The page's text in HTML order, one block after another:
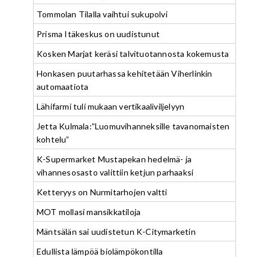
Tommolan Tilalla vaihtui sukupolvi
Prisma Itäkeskus on uudistunut
Kosken Marjat keräsi talvituotannosta kokemusta
Honkasen puutarhassa kehitetään Viherlinkin
automaatiota
Lähifarmi tuli mukaan vertikaaliviljelyyn
Jetta Kulmala:”Luomuvihanneksille tavanomaisten
kohtelu”
K-Supermarket Mustapekan hedelmä- ja
vihannesosasto valittiin ketjun parhaaksi
Ketteryys on Nurmitarhojen valtti
MOT mollasi mansikkatiloja
Mäntsälän sai uudistetun K-Citymarketin
Edullista lämpöä biolämpökontilla